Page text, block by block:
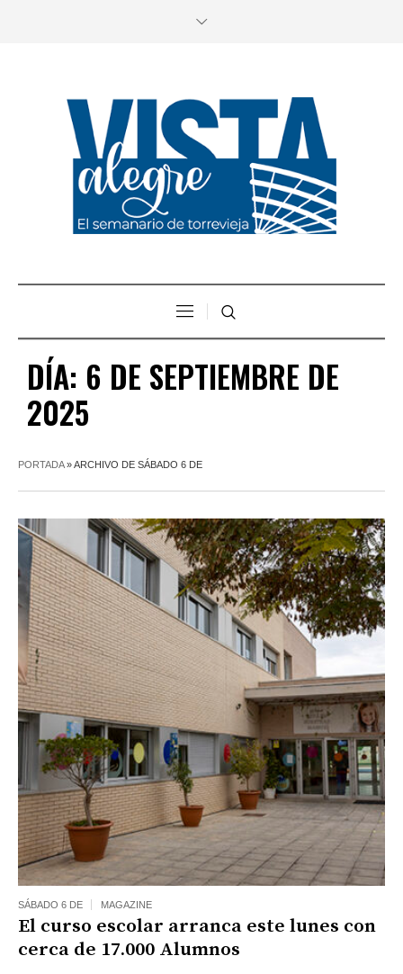
DÍA: 6 DE SEPTIEMBRE DE
2025
PORTADA»ARCHIVO DE SÁBADO 6 DE
SÁBADO 6 DE MAGAZINE
El curso escolar arranca este lunes con
cerca de 17.000 Alumnos